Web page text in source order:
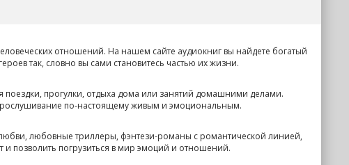
отношений. На нашем сайте аудиокниг вы найдете богатый
так, словно вы сами становитесь частью их жизни.
прогулки, отдыха дома или занятий домашними делами.
по-настоящему живым и эмоциональным.
любовные триллеры, фэнтези-романы с романтической линией,
позволить погрузиться в мир эмоций и отношений.